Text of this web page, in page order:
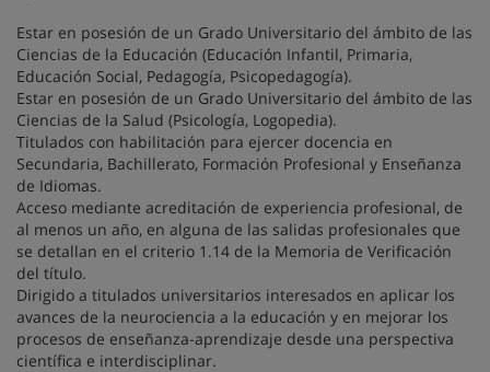
Estar en posesión de un Grado Universitario del ámbito de las
Ciencias de la Educación (Educación Infantil, Primaria,
Educación Social, Pedagogía, Psicopedagogía).
Estar en posesión de un Grado Universitario del ámbito de las
Ciencias de la Salud (Psicología, Logopedia).
Titulados con habilitación para ejercer docencia en
Secundaria, Bachillerato, Formación Profesional y Enseñanza
de Idiomas.
Acceso mediante acreditación de experiencia profesional, de
al menos un año, en alguna de las salidas profesionales que
se detallan en el criterio 1.14 de la Memoria de Verificación
del título.
Dirigido a titulados universitarios interesados en aplicar los
avances de la neurociencia a la educación y en mejorar los
procesos de enseñanza-aprendizaje desde una perspectiva
científica e interdisciplinar.